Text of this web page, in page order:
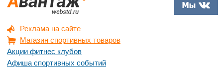
Реклама на сайте
Магазин спортивных товаров
Акции фитнес клубов
Афиша спортивных событий